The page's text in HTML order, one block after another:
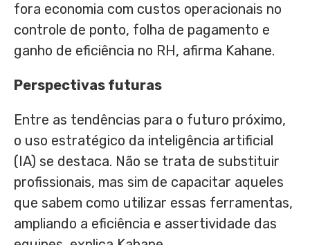
fora economia com custos operacionais no
controle de ponto, folha de pagamento e
ganho de eficiência no RH, afirma Kahane.
Perspectivas futuras
Entre as tendências para o futuro próximo,
o uso estratégico da inteligência artificial
(IA) se destaca. Não se trata de substituir
profissionais, mas sim de capacitar aqueles
que sabem como utilizar essas ferramentas,
ampliando a eficiência e assertividade das